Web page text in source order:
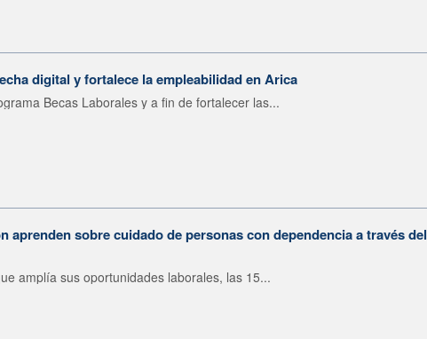
digital y fortalece la empleabilidad en Arica
Becas Laborales y a fin de fortalecer las...
aprenden sobre cuidado de personas con dependencia a través del
amplía sus oportunidades laborales, las 15...